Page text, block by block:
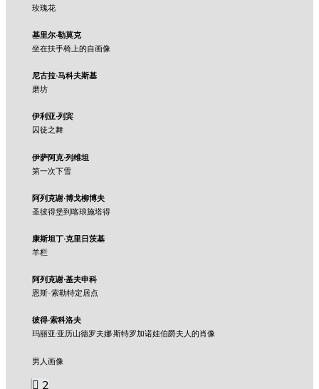
玫瑰花
基里尔·勒莫克
坐在扶手椅上的自画像
尼古拉·马科夫斯基
磨坊
伊利亚·列宾
囚徒之舞
伊萨阿克·列维坦
第一次下雪
阿列克谢·博戈柳博夫
圣彼得堡到喀琅施塔得
康斯坦丁·克里日茨基
羊栏
阿列克谢·基夫申科
恩斯-索勒特定居点
彼得·索科洛夫
玛丽亚·亚历山德罗夫娜·斯特罗加诺娃伯爵夫人的肖像
男人画像
2